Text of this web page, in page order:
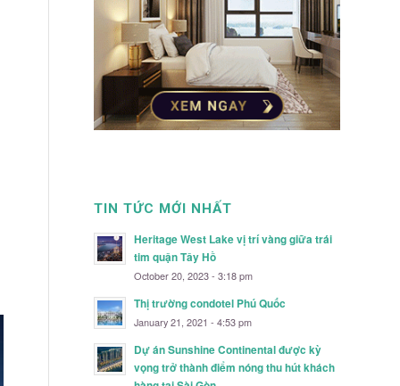
TIN TỨC MỚI NHẤT
Heritage West Lake vị trí vàng giữa trái
tim quận Tây Hồ
October 20, 2023 - 3:18 pm
Thị trường condotel Phú Quốc
January 21, 2021 - 4:53 pm
Dự án Sunshine Continental được kỳ
vọng trở thành điểm nóng thu hút khách